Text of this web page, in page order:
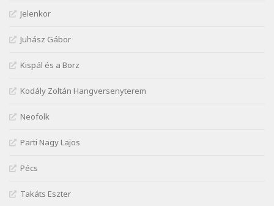
József Attila: Jaj, majdnem
Szélkiáltó
Szélkiáltó
József Attila: Mióta elmentél
József Attila: Ne bántsda gyönge nőt
Szélkiáltó
Jelenkor
Juhász Gábor
Kispál és a Borz
Kodály Zoltán Hangversenyterem
Neofolk
Parti Nagy Lajos
Pécs
Takáts Eszter